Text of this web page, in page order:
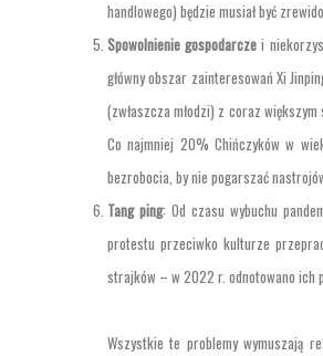
handlowego) będzie musiał być
Spowolnienie gospodarcze i
główny obszar zainteresowań Xi
(zwłaszcza młodzi) z coraz
Co najmniej 20% Chińczyków w
bezrobocia, by nie pogarszać
Tang ping: Od czasu wybuchu
protestu przeciwko kulturze
strajków – w 2022 r. odnotowano ich
Wszystkie te problemy wymuszają